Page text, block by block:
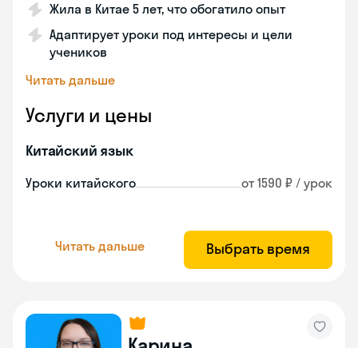
Жила в Китае 5 лет, что обогатило опыт
Адаптирует уроки под интересы и цели
учеников
Читать дальше
Услуги и цены
Китайский язык
Уроки китайского от 1590 ₽ / урок
Читать дальше Выбрать время